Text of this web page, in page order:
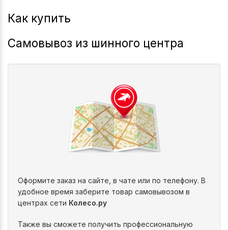
Как купить
Самовывоз из шинного центра
Оформите заказ на сайте, в чате или по телефону. В
удобное время заберите товар самовывозом в
центрах сети Колесо.ру
Также вы сможете получить профессиональную